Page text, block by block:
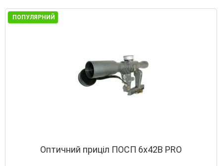
ПОПУЛЯРНИЙ
Оптичний приціл ПОСП 6x42В PRO